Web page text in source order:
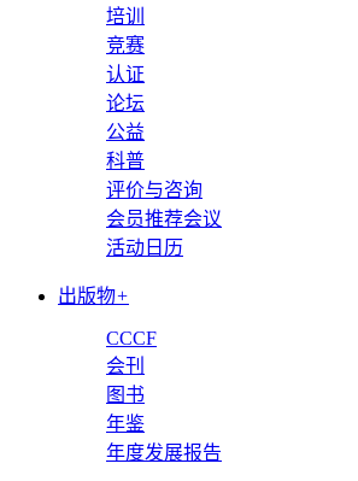
培训
竞赛
认证
论坛
公益
科普
评价与咨询
会员推荐会议
活动日历
出版物+
CCCF
会刊
图书
年鉴
年度发展报告